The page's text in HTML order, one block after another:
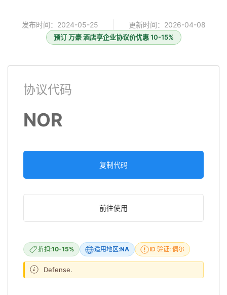
发布时间：2024-05-25 更新时间：2026-04-08
预订 万豪 酒店享企业协议价优惠 10-15%
协议代码
NOR
复制代码
前往使用
折扣:10-15% 适用地区:NA ID 验证: 偶尔
Defense.